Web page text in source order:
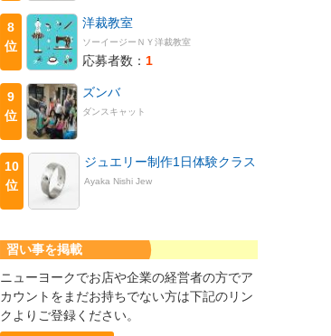
8
位
洋裁教室
ソーイージーＮＹ洋裁教室
応募者数： 1
9
位
ズンバ
ダンスキャット
10
位
ジュエリー制作1日体験クラス
Ayaka Nishi Jew
習い事を掲載
ニューヨークでお店や企業の経営者の方でア
カウントをまだお持ちでない方は下記のリン
クよりご登録ください。